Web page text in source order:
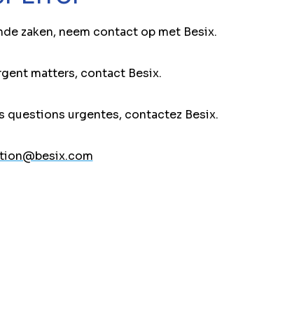
zaken, neem contact op met Besix.
matters, contact Besix.
questions urgentes, contactez Besix.